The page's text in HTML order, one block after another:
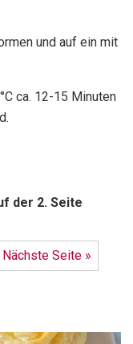
und auf ein mit
ca. 12-15 Minuten
der 2. Seite
Nächste Seite »